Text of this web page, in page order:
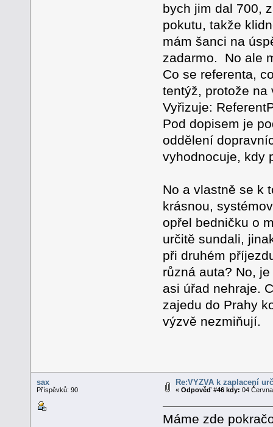
bych jim dal 700,
pokutu, takže
mám šanci na
zadarmo. No ale
Co se referenta,
tentýž, protože na
Vyřizuje:
Pod dopisem je
oddělení
vyhodnocuje, kdy
No a vlastně se k
krásnou,
opřel bedničku o
určitě sundali,
při druhém
různá auta? No,
asi úřad nehraje.
zajedu do Prahy
výzvě nezmiňují.
sax
Příspěvků: 90
Re:VÝZVA k zaplacení
«Odpověď #46 kdy: 04
Máme zde